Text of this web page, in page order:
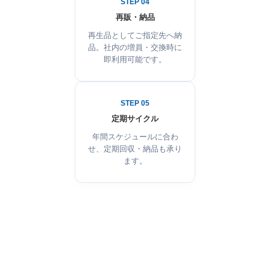
STEP 04
再販・納品
再生品としてご指定先へ納
品。社内の増員・交換時に
即利用可能です。
STEP 05
定期サイクル
年間スケジュールに合わ
せ、定期回収・納品も承り
ます。